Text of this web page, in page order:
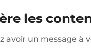
les
un message à